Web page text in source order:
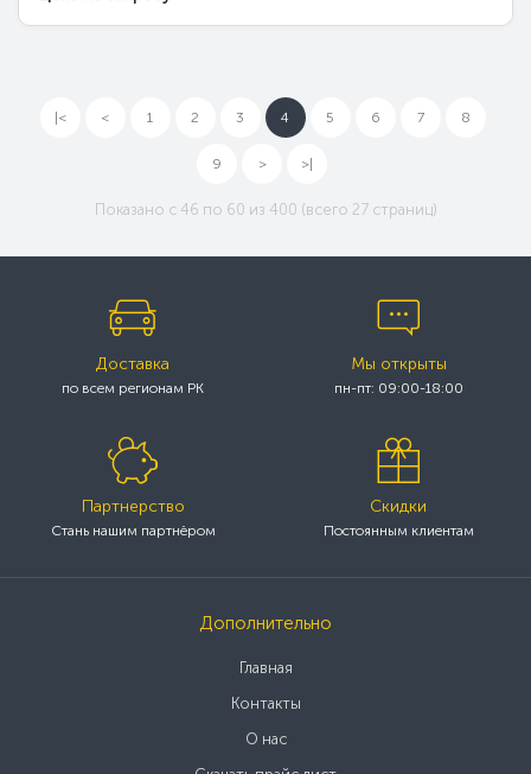
|< < 1 2 3 4 5 6 7 8
9 > >|
Показано с 46 по 60 из 400 (всего 27 страниц)
Доставка
по всем регионам РК
Мы открыты
пн-пт: 09:00-18:00
Партнерство
Стань нашим партнёром
Скидки
Постоянным клиентам
Дополнительно
Главная
Контакты
О нас